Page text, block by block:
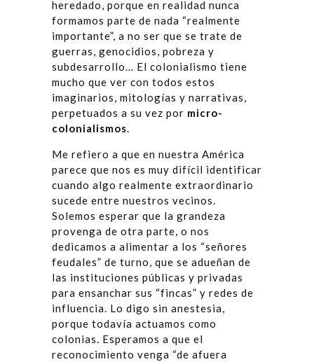
heredado, porque en realidad nunca
formamos parte de nada “realmente
importante”, a no ser que se trate de
guerras, genocidios, pobreza y
subdesarrollo… El colonialismo tiene
mucho que ver con todos estos
imaginarios, mitologías y narrativas,
perpetuados a su vez por micro-
colonialismos.
Me refiero a que en nuestra América
parece que nos es muy difícil identificar
cuando algo realmente extraordinario
sucede entre nuestros vecinos.
Solemos esperar que la grandeza
provenga de otra parte, o nos
dedicamos a alimentar a los “señores
feudales” de turno, que se adueñan de
las instituciones públicas y privadas
para ensanchar sus “fincas” y redes de
influencia. Lo digo sin anestesia,
porque todavía actuamos como
colonias. Esperamos a que el
reconocimiento venga “de afuera